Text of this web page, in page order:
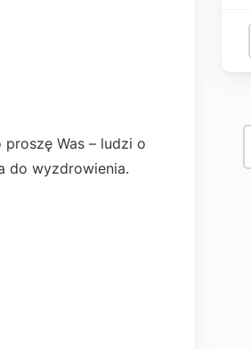
Was – ludzi o
do wyzdrowienia.